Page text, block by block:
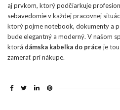
aj prvkom, ktorý podčiarkuje
sebavedomie v každej pracovnej
ktorý pojme notebook, dokumenty a
bude elegantný a moderný. V našom
ktorá dámska kabelka do práce je
zamerať pri nákupe.